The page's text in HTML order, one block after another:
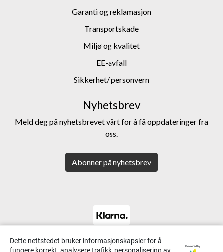
Garanti og reklamasjon
Transportskade
Miljø og kvalitet
EE-avfall
Sikkerhet/ personvern
Nyhetsbrev
Meld deg på nyhetsbrevet vårt for å få oppdateringer fra
oss.
Abonner på nyhetsbrev
Dette nettstedet bruker informasjonskapsler for å
fungere korrekt, analysere trafikk, personalisering av
Powered by